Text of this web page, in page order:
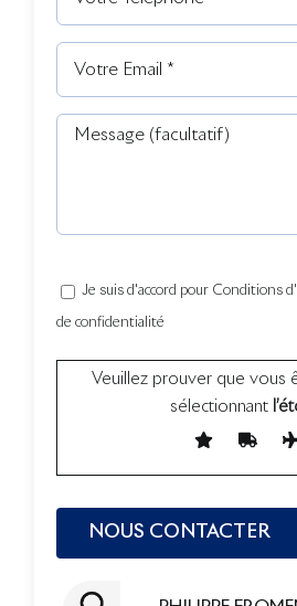
Je suis d'accord pour Conditions
de confidentialité
Veuillez prouver que vous
sélectionnant